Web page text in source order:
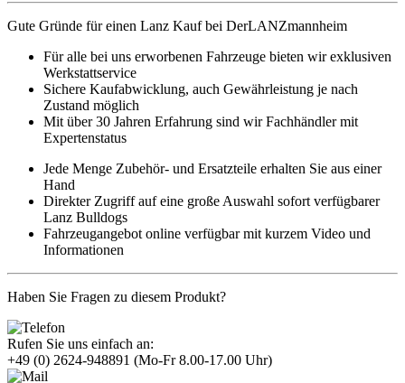
Gute Gründe für einen Lanz Kauf bei DerLANZmannheim
Für alle bei uns erworbenen Fahrzeuge bieten wir exklusiven
Werkstattservice
Sichere Kaufabwicklung, auch Gewährleistung je nach
Zustand möglich
Mit über 30 Jahren Erfahrung sind wir Fachhändler mit
Expertenstatus
Jede Menge Zubehör- und Ersatzteile erhalten Sie aus einer
Hand
Direkter Zugriff auf eine große Auswahl sofort verfügbarer
Lanz Bulldogs
Fahrzeugangebot online verfügbar mit kurzem Video und
Informationen
Haben Sie Fragen zu diesem Produkt?
Rufen Sie uns einfach an:
+49 (0) 2624-948891 (Mo-Fr 8.00-17.00 Uhr)